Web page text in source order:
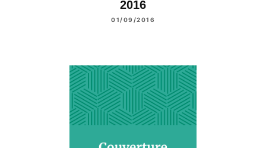
2016
01/09/2016